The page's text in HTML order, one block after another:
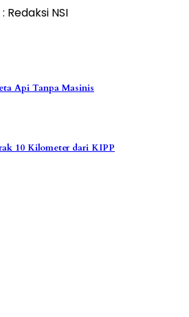
Redaksi NSI
Api Tanpa Masinis
10 Kilometer dari KIPP